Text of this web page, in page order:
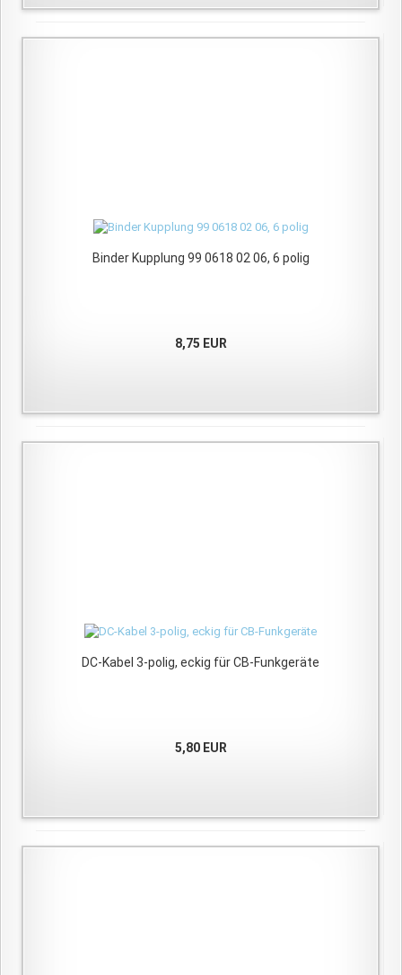
Binder Kupplung 99 0618 02 06, 6 polig
8,75 EUR
DC-Kabel 3-polig, eckig für CB-Funkgeräte
5,80 EUR